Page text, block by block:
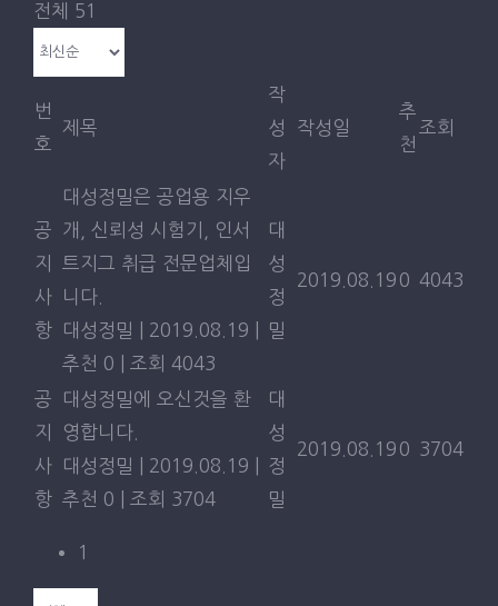
전체 51
번
호
제목
작
성
자
작성일
추
천
조회
공
지
사
항
대성정밀은 공업용 지우
개, 신뢰성 시험기, 인서
트지그 취급 전문업체입
니다.
대성정밀
2019.08.19
추천 0
조회 4043
대
성
정
밀
2019.08.19 0 4043
공
지
사
항
대성정밀에 오신것을 환
영합니다.
대성정밀
2019.08.19
추천 0
조회 3704
대
성
정
밀
2019.08.19 0 3704
1
마모시험용 미노언 지우개
스틸울지그 A
스틸울지그 B
스틸울지그 C
지우개 커팅기
지우개 고정 지그
ACCREDITATION’S